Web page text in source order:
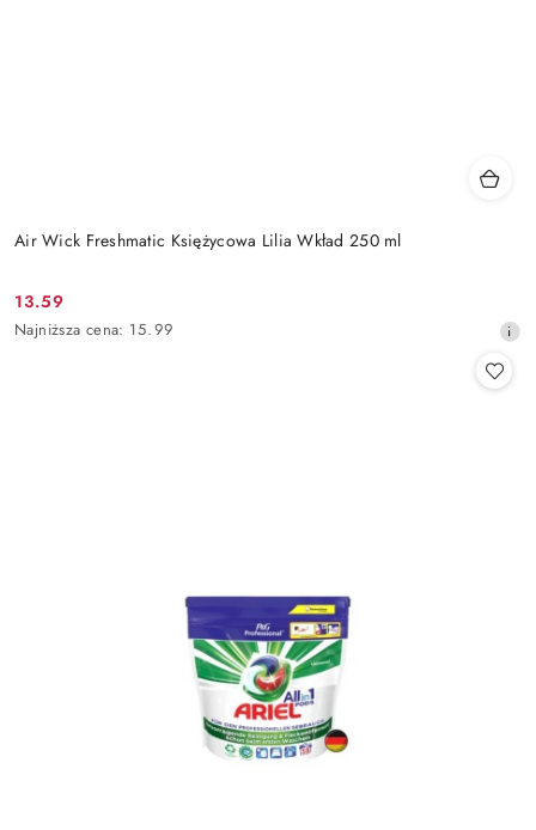
Air Wick Freshmatic Księżycowa Lilia Wkład 250 ml
Cena
promocyjna:
13.59
Najniższa
Najniższa cena: 15.99